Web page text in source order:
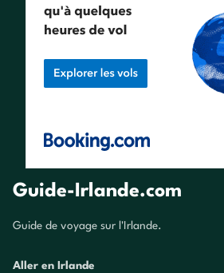
Guide-Irlande.com
Guide de voyage sur l'Irlande.
Aller en Irlande